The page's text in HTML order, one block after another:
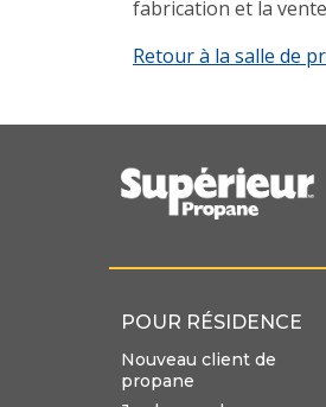
fabrication et la
Retour à la salle de
POUR RÉSIDENCE
Nouveau client de
propane